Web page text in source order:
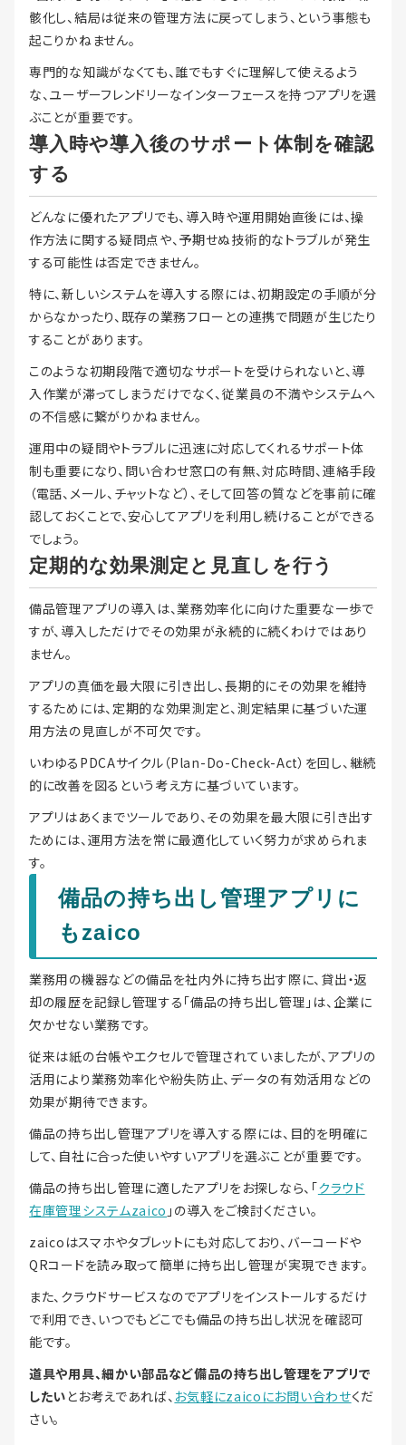
骸化し、結局は従来の管理方法に戻ってしまう、という事態も
起こりかねません。
専門的な知識がなくても、誰でもすぐに理解して使えるよう
な、ユーザーフレンドリーなインターフェースを持つアプリを選
ぶことが重要です。
導入時や導入後のサポート体制を確認
する
どんなに優れたアプリでも、導入時や運用開始直後には、操
作方法に関する疑問点や、予期せぬ技術的なトラブルが発生
する可能性は否定できません。
特に、新しいシステムを導入する際には、初期設定の手順が分
からなかったり、既存の業務フローとの連携で問題が生じたり
することがあります。
このような初期段階で適切なサポートを受けられないと、導
入作業が滞ってしまうだけでなく、従業員の不満やシステムへ
の不信感に繋がりかねません。
運用中の疑問やトラブルに迅速に対応してくれるサポート体
制も重要になり、問い合わせ窓口の有無、対応時間、連絡手段
（電話、メール、チャットなど）、そして回答の質などを事前に確
認しておくことで、安心してアプリを利用し続けることができる
でしょう。
定期的な効果測定と見直しを行う
備品管理アプリの導入は、業務効率化に向けた重要な一歩で
すが、導入しただけでその効果が永続的に続くわけではあり
ません。
アプリの真価を最大限に引き出し、長期的にその効果を維持
するためには、定期的な効果測定と、測定結果に基づいた運
用方法の見直しが不可欠です。
いわゆるPDCAサイクル（Plan-Do-Check-Act）を回し、継続
的に改善を図るという考え方に基づいています。
アプリはあくまでツールであり、その効果を最大限に引き出す
ためには、運用方法を常に最適化していく努力が求められま
す。
備品の持ち出し管理アプリに
もzaico
業務用の機器などの備品を社内外に持ち出す際に、貸出・返
却の履歴を記録し管理する「備品の持ち出し管理」は、企業に
欠かせない業務です。
従来は紙の台帳やエクセルで管理されていましたが、アプリの
活用により業務効率化や紛失防止、データの有効活用などの
効果が期待できます。
備品の持ち出し管理アプリを導入する際には、目的を明確に
して、自社に合った使いやすいアプリを選ぶことが重要です。
備品の持ち出し管理に適したアプリをお探しなら、「クラウド
在庫管理システムzaico 」の導入をご検討ください。
zaicoはスマホやタブレットにも対応しており、バーコードや
QRコードを読み取って簡単に持ち出し管理が実現できます。
また、クラウドサービスなのでアプリをインストールするだけ
で利用でき、いつでもどこでも備品の持ち出し状況を確認可
能です。
道具や用具、細かい部品など備品の持ち出し管理をアプリで
したいとお考えであれば、 お気軽にzaicoにお問い合わせくだ
さい。